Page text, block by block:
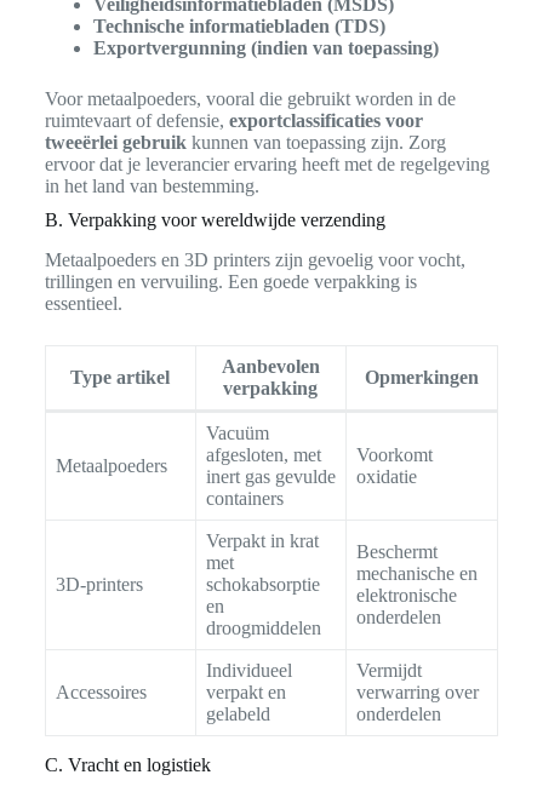
Veiligheidsinformatiebladen (MSDS)
Technische informatiebladen (TDS)
Exportvergunning (indien van toepassing)
Voor metaalpoeders, vooral die gebruikt worden in de
ruimtevaart of defensie, exportclassificaties voor
tweeërlei gebruikkunnen van toepassing zijn. Zorg
ervoor dat je leverancier ervaring heeft met de regelgeving
in het land van bestemming.
B. Verpakking voor wereldwijde verzending
Metaalpoeders en 3D printers zijn gevoelig voor vocht,
trillingen en vervuiling. Een goede verpakking is
essentieel.
Type artikel
Aanbevolen
verpakking
Opmerkingen
Metaalpoeders
Vacuüm
afgesloten, met
inert gas gevulde
containers
Voorkomt
oxidatie
3D-printers
Verpakt in krat
met
schokabsorptie
en
droogmiddelen
Beschermt
mechanische en
elektronische
onderdelen
Accessoires
Individueel
verpakt en
gelabeld
Vermijdt
verwarring over
onderdelen
C. Vracht en logistiek